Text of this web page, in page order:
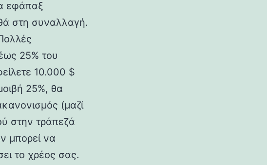
εφάπαξ
στη συναλλαγή.
25% του
10.000 $
25%, θα
(μαζί
στην τράπεζά
μπορεί να
το χρέος σας.